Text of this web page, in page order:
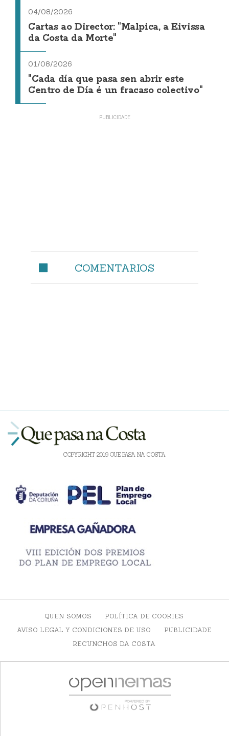
04/08/2026
Cartas ao Director: "Malpica, a Eivissa
da Costa da Morte"
01/08/2026
"Cada día que pasa sen abrir este
Centro de Día é un fracaso colectivo"
COMENTARIOS
COPYRIGHT 2019 QUE PASA NA COSTA
QUEN SOMOS
POLÍTICA DE COOKIES
AVISO LEGAL Y CONDICIONES DE USO
PUBLICIDADE
RECUNCHOS DA COSTA